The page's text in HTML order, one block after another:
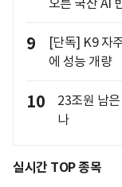
9
[단독] K9 자
에 성능 개량
10
23조원 남
나
실시간 TOP 종목